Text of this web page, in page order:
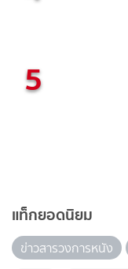
5
แท็กยอดนิยม
ข่าวสารวงการหนัง